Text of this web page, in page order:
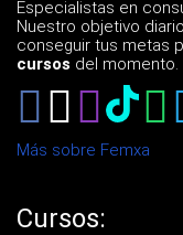
Especialistas en
Nuestro objetivo
conseguir tus metas
cursos del momento.
Más sobre Femxa
Cursos: